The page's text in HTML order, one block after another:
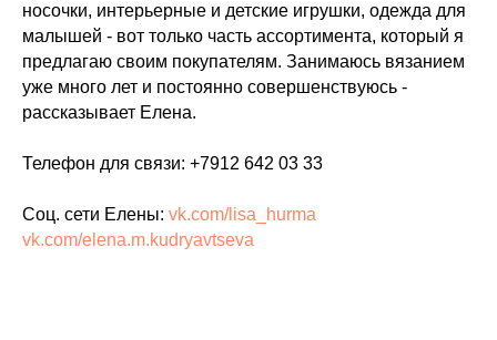
носочки, интерьерные и детские игрушки, одежда для
малышей - вот только часть ассортимента, который я
предлагаю своим покупателям. Занимаюсь вязанием
уже много лет и постоянно совершенствуюсь -
рассказывает Елена.
Телефон для связи: +7912 642 03 33
Соц. сети Елены: vk.com/lisa_hurma
vk.com/elena.m.kudryavtseva